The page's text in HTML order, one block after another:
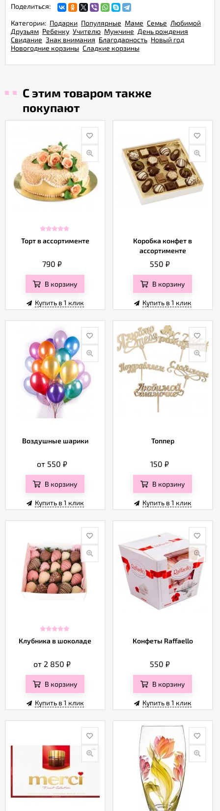
Поделиться:
Категории: Подарки Популярные Маме Семье Любимой
Друзьям Ребенку Учителю Мужчине День рождения
Свидание Знак внимания Благодарность Новый год
Новогодние корзины Сладкие корзины
С этим товаром также
покупают
Торт в ассортименте
790₽
В корзину
Купить в 1 клик
Коробка конфет в
ассортименте
550 ₽
В корзину
Купить в 1 клик
Воздушные шарики
от 550₽
В корзину
Купить в 1 клик
Топпер
150₽
В корзину
Купить в 1 клик
Клубника в шоколаде
от 2 850₽
В корзину
Купить в 1 клик
Конфеты Raffaello
550 ₽
В корзину
Купить в 1 клик